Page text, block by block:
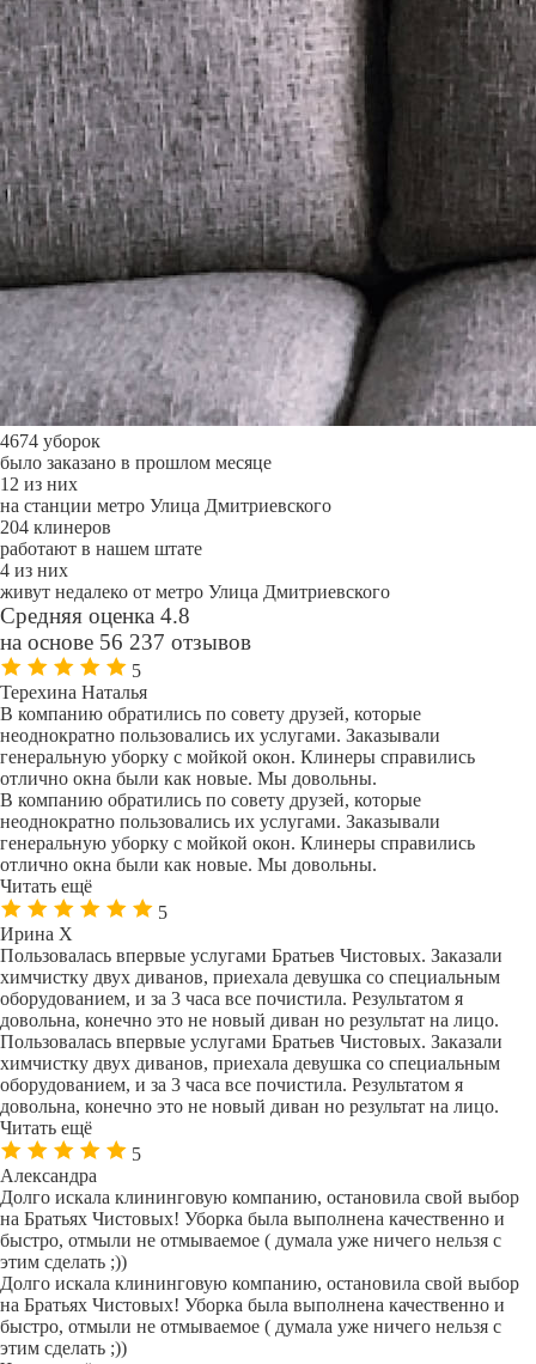
4674 уборок
было заказано в прошлом месяце
12 из них
на станции метро Улица Дмитриевского
204 клинеров
работают в нашем штате
4 из них
живут недалеко от метро Улица Дмитриевского
Средняя оценка 4.8
на основе 56 237 отзывов
5
Терехина Наталья
В компанию обратились по совету друзей, которые
неоднократно пользовались их услугами. Заказывали
генеральную уборку с мойкой окон. Клинеры справились
отлично окна были как новые. Мы довольны.
В компанию обратились по совету друзей, которые
неоднократно пользовались их услугами. Заказывали
генеральную уборку с мойкой окон. Клинеры справились
отлично окна были как новые. Мы довольны.
Читать ещё
5
Ирина Х
Пользовалась впервые услугами Братьев Чистовых. Заказали
химчистку двух диванов, приехала девушка со специальным
оборудованием, и за 3 часа все почистила. Результатом я
довольна, конечно это не новый диван но результат на лицо.
Пользовалась впервые услугами Братьев Чистовых. Заказали
химчистку двух диванов, приехала девушка со специальным
оборудованием, и за 3 часа все почистила. Результатом я
довольна, конечно это не новый диван но результат на лицо.
Читать ещё
5
Александра
Долго искала клининговую компанию, остановила свой выбор
на Братьях Чистовых! Уборка была выполнена качественно и
быстро, отмыли не отмываемое ( думала уже ничего нельзя с
этим сделать ;))
Долго искала клининговую компанию, остановила свой выбор
на Братьях Чистовых! Уборка была выполнена качественно и
быстро, отмыли не отмываемое ( думала уже ничего нельзя с
этим сделать ;))